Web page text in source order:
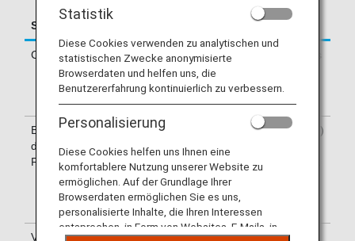
Service
Check-in
Check-in am Schalter von Vietnam Airlines
(VN). Informieren Sie sich bitte über das
auf Ihrem e-Ticket angegebene
Abflugterminal.
Bestätigung
der
Flugnummer
Die Flugnummer von Vietnam Airlines (VN)
steht auf der Bordkarte. Hinweise auf der
Anzeigetafel im Flughafen sind sowohl mit
der NH-Flugnummer als auch mit der VN-
Flugnummer gekennzeichnet. Eventuell
wird nur die VN-Flugnummer aufgeführt.
Verfügbarkeit
Informationen zur Nutzung der Lounges
Statistik
Diese Cookies verwenden zu analytischen und
statistischen Zwecke anonymisierte
Browserdaten und helfen uns, die
Benutzererfahrung kontinuierlich zu verbessern.
Personalisierung
Diese Cookies helfen uns Ihnen eine
komfortablere Nutzung unserer Website zu
ermöglichen. Auf der Grundlage Ihrer
Browserdaten ermöglichen Sie es uns,
personalisierte Inhalte, die Ihren Interessen
entsprechen, in Form von Websites, E-Mails, in